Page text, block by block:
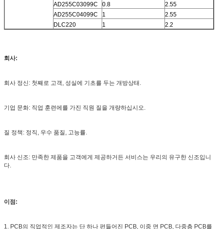
AD255C03099C
0.8
2.55
AD255C04099C
1
2.55
DLC220
1 2.2
회사:
회사 정신: 첫째로 고객, 성실에 기초를 두는 개방상태.
기업 문화: 직업 훈련에를 가진 직원 질을 개량하십시오.
질 정책: 정직, 우수 품질, 고능률.
회사 신조: 만족한 제품을 고객에게 제공하거든 서비스는 우리의 유구한 신조입니
다.
이점:
1. PCB의 직업적인 제조자는 단 하나 편들어진 PCB, 이중 면 PCB, 다중층 PCB를